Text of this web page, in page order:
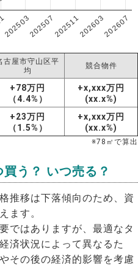
202503202507202511202603202607
古屋市守山区平
均
競合物件
+78万円
（4.4%）
+x,xxx万円
(xx.x%)
+23万円
（1.5%）
+x,xxx万円
(xx.x%)
※78 ㎡で算出
買う？ いつ売る？
推移は下落傾向のため、資
ます。
ではありますが、最適なタ
済状況によって異なるた
その後の経済的影響を考慮